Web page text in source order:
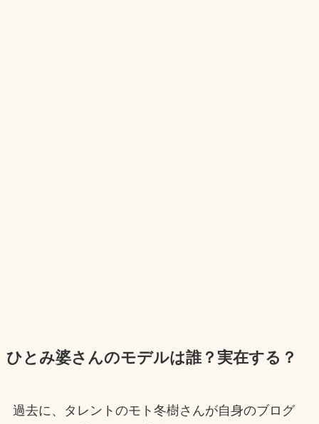
ひとみ婆さんのモデルは誰？実在する？
過去に、タレントのモト冬樹さんが自身のブログ